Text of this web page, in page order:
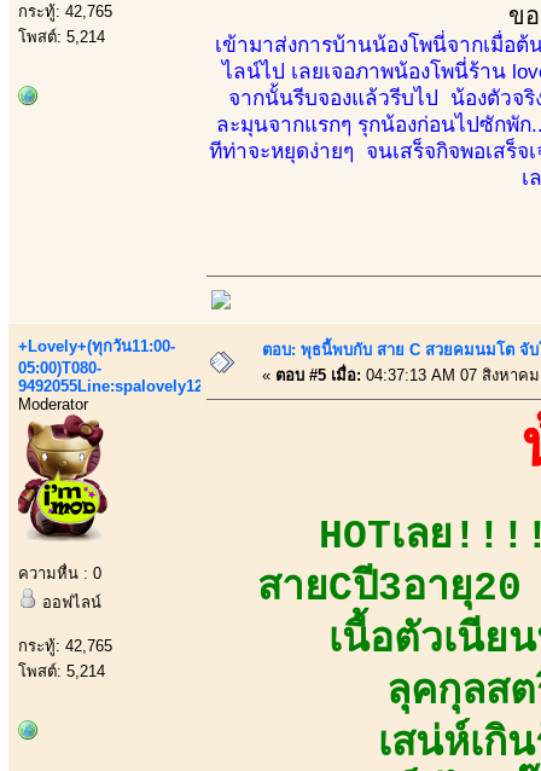
กระทู้: 42,765
โพสต์: 5,214
ข
เข้ามาส่งการบ้านน้องโพนี่จากเมื่อ
ไลน์ไป เลยเจอภาพน้องโพนี่ร้าน
จากนั้นรีบจองแล้วรีบไป น้องตัวจ
ละมุนจากแรกๆ รุกน้องก่อนไปซักพัก
ทีท่าจะหยุดง่ายๆ จนเสร็จกิจพอเสร็จ
เ
+Lovely+(ทุกวัน11:00-
05:00)T080-
9492055Line:spalovely123
Moderator
ความหื่น : 0
ออฟไลน์
กระทู้: 42,765
โพสต์: 5,214
ตอบ: พุธนี้พบกับ สาย C สวยคมนมโต จั
« ตอบ #5 เมื่อ: 04:37:13 AM 07 สิงหาค
HOTเลย
สายCปี3อายุ
เนื้อตัวเนีย
ลุคกุลส
เสน่ห์เ